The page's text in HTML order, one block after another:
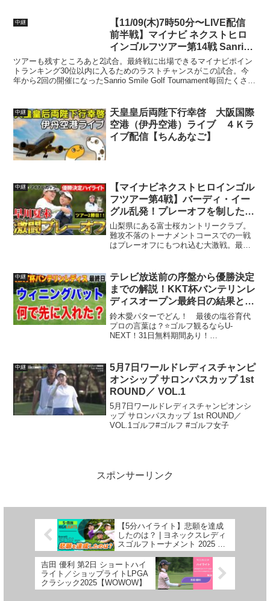
中継
【11/09(木)7時50分〜LIVE配信
前半戦】マイナビ ネクストヒロ
インゴルフツアー第14戦 Sanrio
Smile Golf Tournament キティも
熱烈応援！スタートホール
LIVE！
ツアーも残すところあと2試合。最終戦に出場できるマイナビポイン
トランキング30位以内に入るためのラストチャンスがこの試合。今
年から2回の開催になったSanrio Smile Golf Tournament毎回たくさん
中継
天皇皇后両陛下行幸啓 大阪国際
空港（伊丹空港）ライブ ４Ｋラ
イブ配信【ちんあなご】
中継
【マイナビネクストヒロインゴル
フツアー第4戦】バーディ・イー
グル乱発！プレーオフを制した早
川夏未がツアー2勝目！
山梨県にある富士桜カントリークラブ。
難攻不落のトーナメントコースでの一戦
はプレーオフにもつれ込む大激戦。最後
最終組バックナインスタート01:37:02 郡
山瞳、...
中継
テレビ放送前の序盤から優勝決定
までの解説！KKT杯バンテリンレ
ディスオープン最終日の結果と獲
得賞金いくら稼いだ？副賞は？
鈴木愛パターでどん！ 最後の塩谷育代
プロの言葉は？⭐️ゴルフ観るならU-
NEXT！31日無料期間あり！
方法⭐️渋野日向子のアンチコメントする奴
を永久追放す...
中継
5月7日ワールドレディスチャンピ
オンシップ サロンパスカップ 1st
ROUND／ VOL.1
5月7日ワールドレディスチャンピオンシ
ップ サロンパスカップ 1st ROUND／
VOL.1ゴルフ#ゴルフ #ゴルフ女子
スポンサーリンク
【5分ハイライト】悲願を達成
したのは？ | ヨネックスレディ
スゴルフトーナメント 2025 –
Round3
吉田 優利 第2日 ショートハイ
ライト／ショップライトLPGA
クラシック2025【WOWOW】